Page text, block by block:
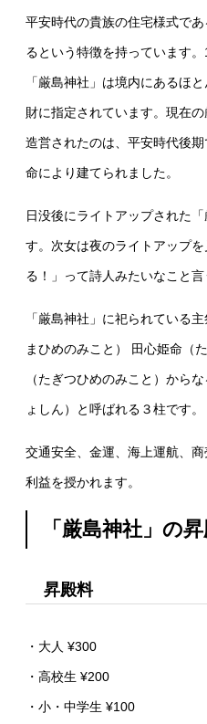
平安時代の貴族の住宅様式で
るという特徴を持っています
「厳島神社」は境内にあるほ
財に指定されています。現在
造営されたのは、平安時代後
命により建てられました。
日没後にライトアップされた
す。次女は夜のライトアップ
る！」って詩人みたいなこと言
「厳島神社」に祀られている
まひめのみこと） 田心姫命（
（たぎつひめのみこと）から
ょしん）と呼ばれる３柱です。
交通安全、金運、海上運航、
利益を授かれます。
「厳島神社」の
昇殿料
・大人 ¥300
・高校生 ¥200
・小・中学生 ¥100